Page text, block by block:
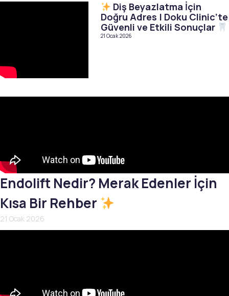
Diş Beyazlatma İçin
Doğru Adres | Doku Clinic’te
Güvenli ve Etkili Sonuçlar
21 Ocak 2026
Endolift Nedir? Merak Edenler İçin
Kısa Bir Rehber
21 Ocak 2026